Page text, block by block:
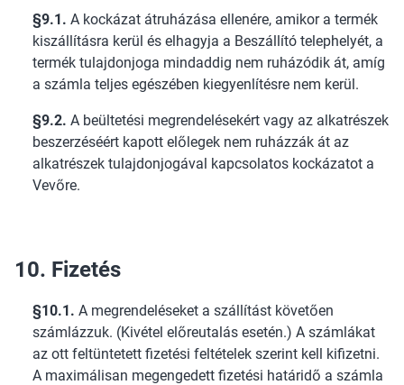
§9.1. A kockázat átruházása ellenére, amikor a termék
kiszállításra kerül és elhagyja a Beszállító telephelyét, a
termék tulajdonjoga mindaddig nem ruházódik át, amíg
a számla teljes egészében kiegyenlítésre nem kerül.
§9.2. A beültetési megrendelésekért vagy az alkatrészek
beszerzéséért kapott előlegek nem ruházzák át az
alkatrészek tulajdonjogával kapcsolatos kockázatot a
Vevőre.
10. Fizetés
§10.1. A megrendeléseket a szállítást követően
számlázzuk. (Kivétel előreutalás esetén.) A számlákat
az ott feltüntetett fizetési feltételek szerint kell kifizetni.
A maximálisan megengedett fizetési határidő a számla